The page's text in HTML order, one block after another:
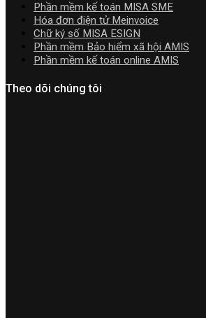
đặt
Phần mềm kế toán MISA SME
Hóa đơn điện tử Meinvoice
Chữ ký số MISA ESIGN
Phần mềm Bảo hiểm xã hội AMIS
Phần mềm kế toán online AMIS
Theo dõi chúng tôi